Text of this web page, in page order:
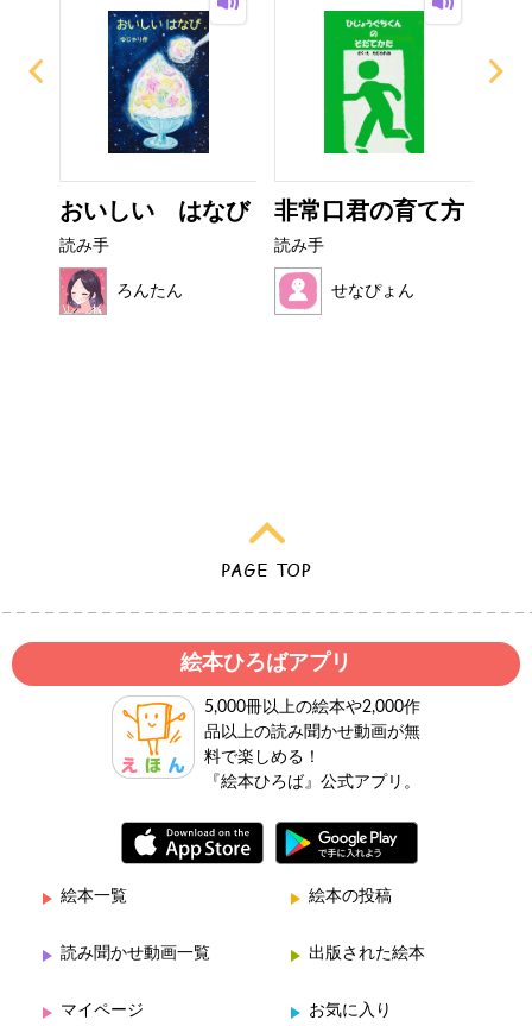
おいしい はなび
読み手
ろんたん
非常口君の育て方
読み手
せなぴょん
絵本ひろばアプリ
5,000冊以上の絵本や2,000作
品以上の読み聞かせ動画が無
料で楽しめる！
『絵本ひろば』公式アプリ。
絵本一覧 絵本の投稿
読み聞かせ動画一覧 出版された絵本
マイページ お気に入り